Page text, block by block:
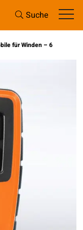
Suche
für Winden – 6